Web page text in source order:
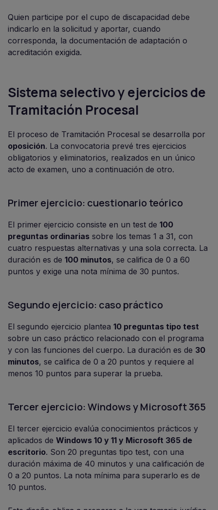
Quien participe por el cupo de discapacidad debe
indicarlo en la solicitud y aportar, cuando
corresponda, la documentación de adaptación o
acreditación exigida.
Sistema selectivo y ejercicios de
Tramitación Procesal
El proceso de Tramitación Procesal se desarrolla por
oposición. La convocatoria prevé tres ejercicios
obligatorios y eliminatorios, realizados en un único
acto de examen, uno a continuación de otro.
Primer ejercicio: cuestionario teórico
El primer ejercicio consiste en un test de 100
preguntas ordinarias sobre los temas 1 a 31, con
cuatro respuestas alternativas y una sola correcta. La
duración es de 100 minutos, se califica de 0 a 60
puntos y exige una nota mínima de 30 puntos.
Segundo ejercicio: caso práctico
El segundo ejercicio plantea 10 preguntas tipo test
sobre un caso práctico relacionado con el programa
y con las funciones del cuerpo. La duración es de 30
minutos, se califica de 0 a 20 puntos y requiere al
menos 10 puntos para superar la prueba.
Tercer ejercicio: Windows y Microsoft 365
El tercer ejercicio evalúa conocimientos prácticos y
aplicados de Windows 10 y 11 y Microsoft 365 de
escritorio. Son 20 preguntas tipo test, con una
duración máxima de 40 minutos y una calificación de
0 a 20 puntos. La nota mínima para superarlo es de
10 puntos.